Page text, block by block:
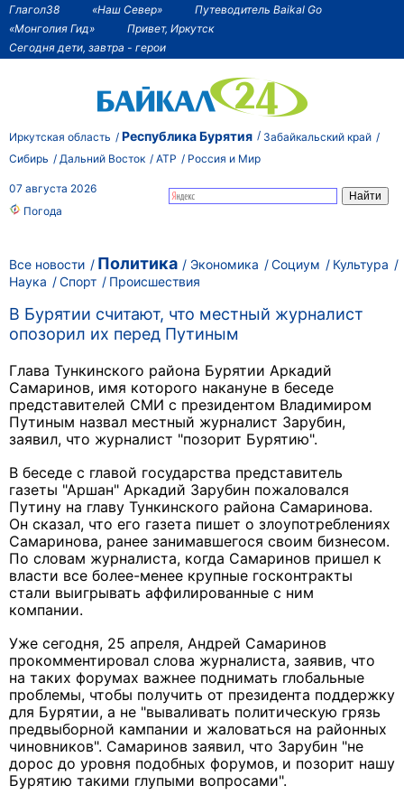
Глагол38 «Наш Север»
Путеводитель Baikal Go
«Монголия Гид»
Привет, Иркутск
Сегодня дети, завтра - герои
Иркутская область Республика Бурятия
Забайкальский край
Сибирь
Дальний Восток АТР Россия и Мир
07 августа 2026
Погода
Все новости Политика Экономика Социум
Культура
Наука
Спорт Происшествия
В Бурятии считают, что местный журналист
опозорил их перед Путиным
Глава Тункинского района Бурятии Аркадий
Самаринов, имя которого накануне в беседе
представителей СМИ с президентом Владимиром
Путиным назвал местный журналист Зарубин,
заявил, что журналист "позорит Бурятию".
В беседе с главой государства представитель
газеты "Аршан" Аркадий Зарубин пожаловался
Путину на главу Тункинского района Самаринова.
Он сказал, что его газета пишет о злоупотреблениях
Самаринова, ранее занимавшегося своим бизнесом.
По словам журналиста, когда Самаринов пришел к
власти все более-менее крупные госконтракты
стали выигрывать аффилированные с ним
компании.
Уже сегодня, 25 апреля, Андрей Самаринов
прокомментировал слова журналиста, заявив, что
на таких форумах важнее поднимать глобальные
проблемы, чтобы получить от президента поддержку
для Бурятии, а не "вываливать политическую грязь
предвыборной кампании и жаловаться на районных
чиновников". Самаринов заявил, что Зарубин "не
дорос до уровня подобных форумов, и позорит нашу
Бурятию такими глупыми вопросами".